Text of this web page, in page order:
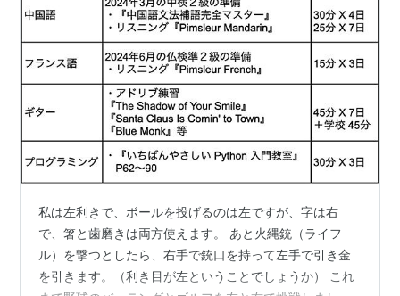
私は左利きで、ボールを投げるのは左ですが、字は右
で、箸と歯磨きは両方使えます。 あと火縄銃（ライフ
ル）を撃つとしたら、右手で銃口を持って左手で引き金
を引きます。（利き目が左ということでしょうか） これ